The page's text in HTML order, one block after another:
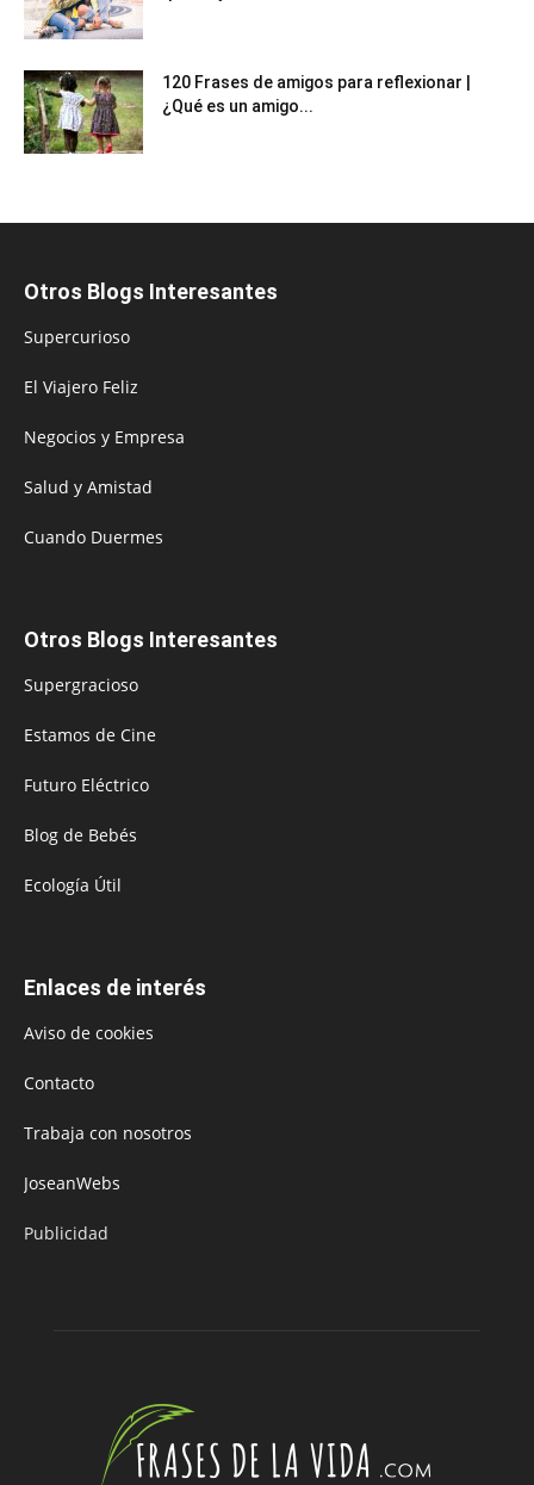
120 Frases de amigos para reflexionar |
¿Qué es un amigo...
Otros Blogs Interesantes
Supercurioso
El Viajero Feliz
Negocios y Empresa
Salud y Amistad
Cuando Duermes
Otros Blogs Interesantes
Supergracioso
Estamos de Cine
Futuro Eléctrico
Blog de Bebés
Ecología Útil
Enlaces de interés
Aviso de cookies
Contacto
Trabaja con nosotros
JoseanWebs
Publicidad